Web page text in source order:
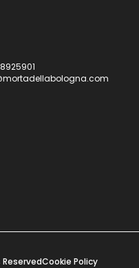
Cookie Policy